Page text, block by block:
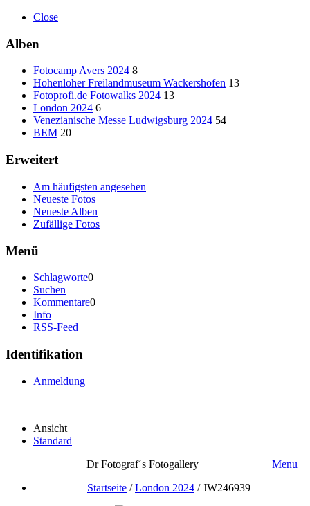
Close
Alben
Fotocamp Avers 2024 8
Hohenloher Freilandmuseum Wackershofen 13
Fotoprofi.de Fotowalks 2024 13
London 2024 6
Venezianische Messe Ludwigsburg 2024 54
BEM 20
Erweitert
Am häufigsten angesehen
Neueste Fotos
Neueste Alben
Zufällige Fotos
Menü
Schlagworte0
Suchen
Kommentare0
Info
RSS-Feed
Identifikation
Anmeldung
Ansicht
Standard
Dr Fotograf´s Fotogallery
Menu
Startseite /London 2024 /JW246939